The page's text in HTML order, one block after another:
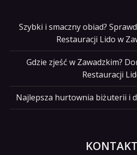
Szybki i smaczny obiad?
Restauracji Lido w
Gdzie zjeść w Zawadzkim?
Restauracji
Najlepsza hurtownia biżuterii i
KONTAKT